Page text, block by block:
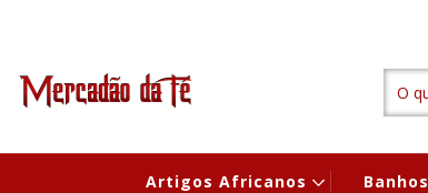
Artigos Africanos Banhos